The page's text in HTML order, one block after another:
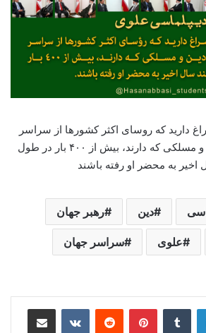
دارید که روسای اکثر کشورها از سراسر
جهان، فارغ از هر دین و مسلکی که دارند، بیش از ۴۰۰ بار در طول
اخیر به محضر او رفته باشند
دین رهبر جهان
علوی سراسر جهان
لینکدین ‫تامبلر ‫پین‌ترست‫رددیت ‫VKontakteاشتراک گذاری از طریق ایمیل